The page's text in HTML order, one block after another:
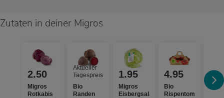
Zutaten in deiner Migros
2.50
Migros
Rotkabis
Aktueller
Tagespreis
Bio
Randen
1.95
Migros
Eisbergsalat
4.95
Bio
Rispentomaten